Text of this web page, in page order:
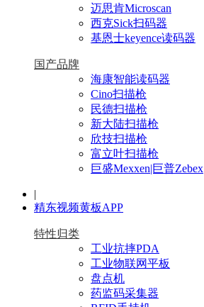
迈思肯Microscan
西克Sick扫码器
基恩士keyence读码器
国产品牌
海康智能读码器
Cino扫描枪
民德扫描枪
新大陆扫描枪
欣技扫描枪
富立叶扫描枪
巨盛Mexxen|巨普Zebex
|
精东视频黄板APP
特性归类
工业抗摔PDA
工业物联网平板
盘点机
药监码采集器